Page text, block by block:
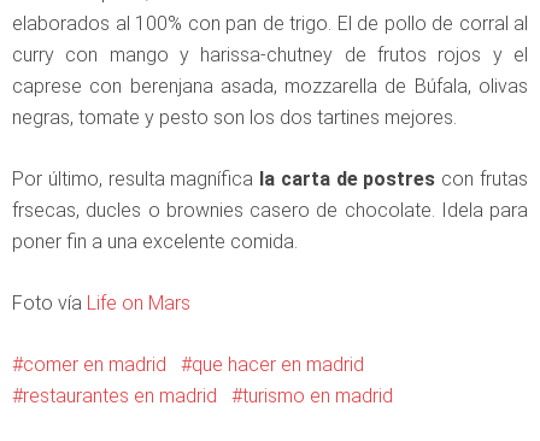
elaborados al 100% con pan de trigo. El de pollo de corral al
curry con mango y harissa-chutney de frutos rojos y el
caprese con berenjana asada, mozzarella de Búfala, olivas
negras, tomate y pesto son los dos tartines mejores.
Por último, resulta magnífica la carta de postres con frutas
frsecas, ducles o brownies casero de chocolate. Idela para
poner fin a una excelente comida.
Foto vía Life on Mars
comer en madrid
que hacer en madrid
restaurantes en madrid
turismo en madrid